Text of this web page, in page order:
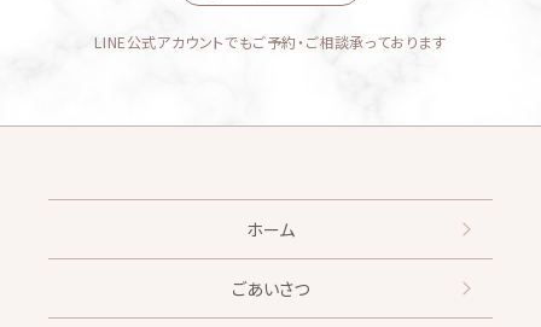
LINE公式アカウントでもご予約・ご相談承っております
ホーム
ごあいさつ